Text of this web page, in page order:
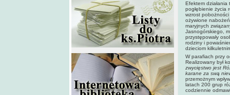
Efektem działania
pogłębienie życia
wzrost pobożności
ożywione
maryjnych
Jasnogórskiego,
przystępowały
rodziny i
dzieciom
W parafiach przy
Realizowany był
zwycięstwo jest
karane za swą
przemożnym
latach 200 grup
codziennie